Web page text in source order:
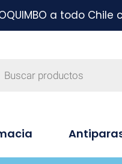
a todo